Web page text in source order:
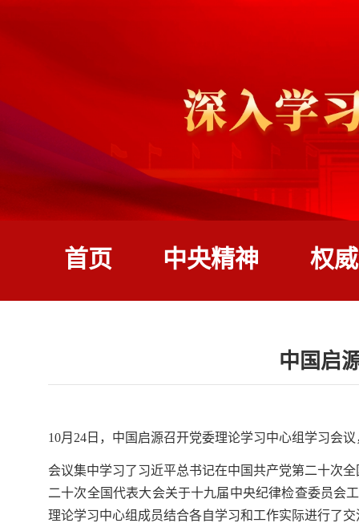
首页 中央精神 权
中国启
10月24日，中国启源召开党委理论学习中心组学习会
会议集中学习了习近平总书记在中国共产党第二十次
二十次全国代表大会关于十九届中央纪律检查委员会
理论学习中心组成员结合各自学习和工作实际进行了